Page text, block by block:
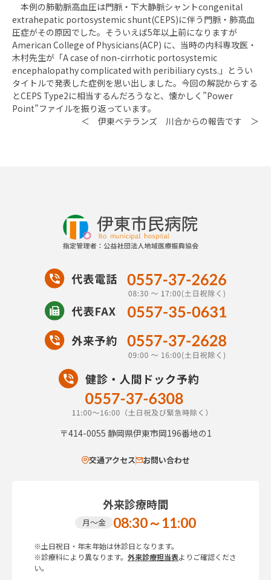
本例の肺動脈高血圧は門脈・下大静脈シャントcongenital
extrahepatic portosystemic shunt(CEPS)に伴う門脈・肺高血
圧症がその原因でした。そういえば5年以上前になりますが
American College of Physicians(ACP) に、当時の内科専攻医・
木村先生が「A case of non-cirrhotic portosystemic
encephalopathy complicated with peribiliary cysts.」とうい
タイトルで発表した症例を思い出しました。今回の解説からする
とCEPS Type2に相当するんだろうなと、懐かしく”Power
Point”ファイルを振り返っています。
＜ 伊東ベテランズ 川合からの報告です ＞
〒414-0055 静岡県伊東市岡196番地の1
交通アクセス お問い合わせ
外来診療時間
月～金 08:30～11:00
※土日祝日・年末年始は休診日となります。
※診療科により異なります。 外来診療担当表よりご確認くださ
い。